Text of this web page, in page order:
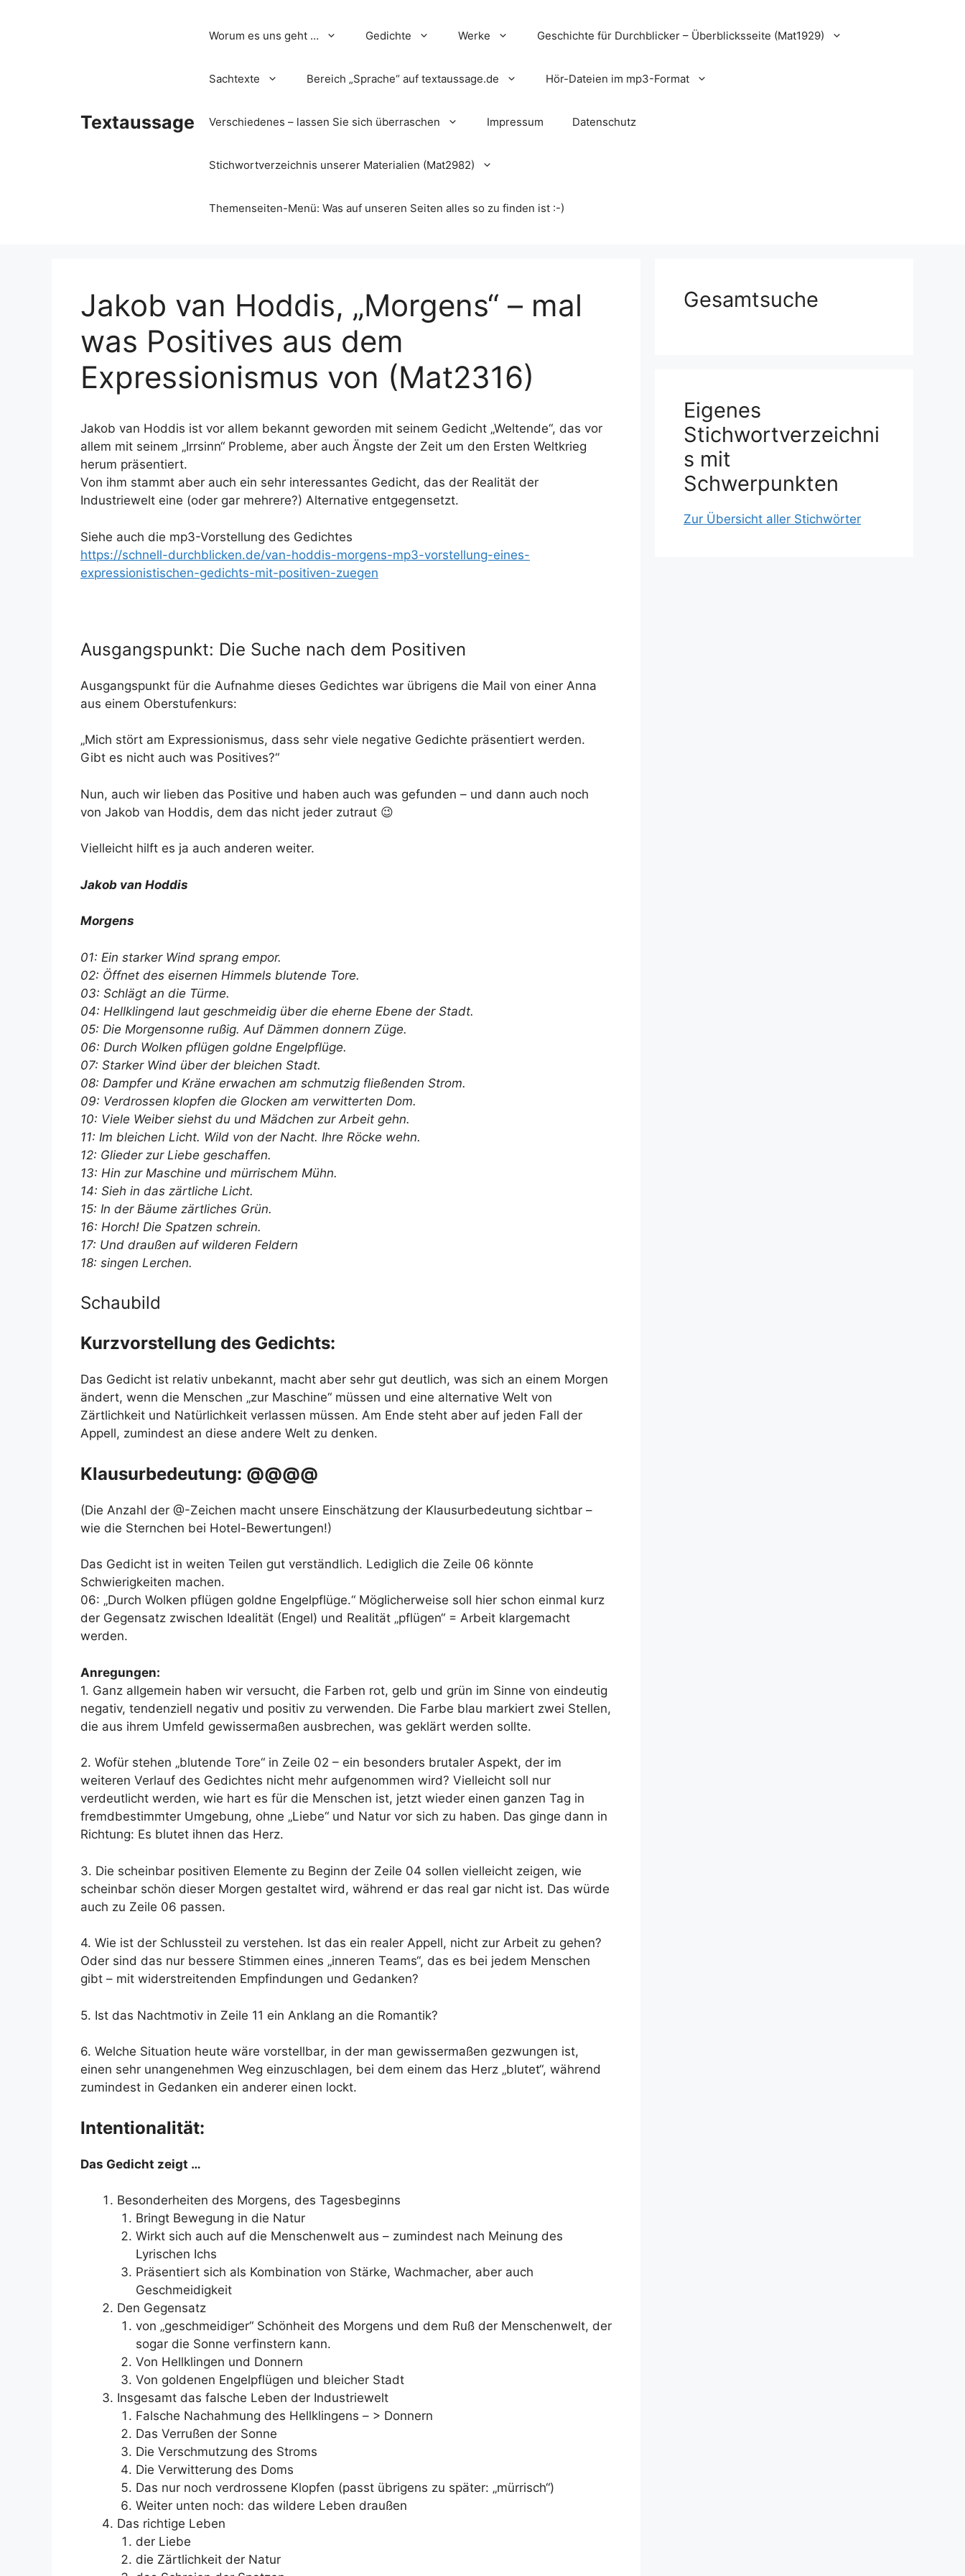
Textaussage
Worum es uns geht … Gedichte Werke Geschichte für Durchblicker – Überblicksseite (Mat1929)
Sachtexte Bereich „Sprache“ auf textaussage.de Hör-Dateien im mp3-Format
Verschiedenes – lassen Sie sich überraschen Impressum Datenschutz
Stichwortverzeichnis unserer Materialien (Mat2982)
Themenseiten-Menü: Was auf unseren Seiten alles so zu finden ist :-)
Jakob van Hoddis, „Morgens“ – mal
was Positives aus dem
Expressionismus von (Mat2316)
Jakob van Hoddis ist vor allem bekannt geworden mit seinem Gedicht „Weltende“, das vor
allem mit seinem „Irrsinn“ Probleme, aber auch Ängste der Zeit um den Ersten Weltkrieg
herum präsentiert.
Von ihm stammt aber auch ein sehr interessantes Gedicht, das der Realität der
Industriewelt eine (oder gar mehrere?) Alternative entgegensetzt.
Siehe auch die mp3-Vorstellung des Gedichtes
https://schnell-durchblicken.de/van-hoddis-morgens-mp3-vorstellung-eines-
expressionistischen-gedichts-mit-positiven-zuegen
Ausgangspunkt: Die Suche nach dem Positiven
Ausgangspunkt für die Aufnahme dieses Gedichtes war übrigens die Mail von einer Anna
aus einem Oberstufenkurs:
„Mich stört am Expressionismus, dass sehr viele negative Gedichte präsentiert werden.
Gibt es nicht auch was Positives?“
Nun, auch wir lieben das Positive und haben auch was gefunden – und dann auch noch
von Jakob van Hoddis, dem das nicht jeder zutraut 😉
Vielleicht hilft es ja auch anderen weiter.
Jakob van Hoddis
Morgens
01: Ein starker Wind sprang empor.
02: Öffnet des eisernen Himmels blutende Tore.
03: Schlägt an die Türme.
04: Hellklingend laut geschmeidig über die eherne Ebene der Stadt.
05: Die Morgensonne rußig. Auf Dämmen donnern Züge.
06: Durch Wolken pflügen goldne Engelpflüge.
07: Starker Wind über der bleichen Stadt.
08: Dampfer und Kräne erwachen am schmutzig fließenden Strom.
09: Verdrossen klopfen die Glocken am verwitterten Dom.
10: Viele Weiber siehst du und Mädchen zur Arbeit gehn.
11: Im bleichen Licht. Wild von der Nacht. Ihre Röcke wehn.
12: Glieder zur Liebe geschaffen.
13: Hin zur Maschine und mürrischem Mühn.
14: Sieh in das zärtliche Licht.
15: In der Bäume zärtliches Grün.
16: Horch! Die Spatzen schrein.
17: Und draußen auf wilderen Feldern
18: singen Lerchen.
Schaubild
Kurzvorstellung des Gedichts:
Das Gedicht ist relativ unbekannt, macht aber sehr gut deutlich, was sich an einem Morgen
ändert, wenn die Menschen „zur Maschine“ müssen und eine alternative Welt von
Zärtlichkeit und Natürlichkeit verlassen müssen. Am Ende steht aber auf jeden Fall der
Appell, zumindest an diese andere Welt zu denken.
Klausurbedeutung: @@@@
(Die Anzahl der @-Zeichen macht unsere Einschätzung der Klausurbedeutung sichtbar –
wie die Sternchen bei Hotel-Bewertungen!)
Das Gedicht ist in weiten Teilen gut verständlich. Lediglich die Zeile 06 könnte
Schwierigkeiten machen.
06: „Durch Wolken pflügen goldne Engelpflüge.“ Möglicherweise soll hier schon einmal kurz
der Gegensatz zwischen Idealität (Engel) und Realität „pflügen“ = Arbeit klargemacht
werden.
Anregungen:
1. Ganz allgemein haben wir versucht, die Farben rot, gelb und grün im Sinne von eindeutig
negativ, tendenziell negativ und positiv zu verwenden. Die Farbe blau markiert zwei Stellen,
die aus ihrem Umfeld gewissermaßen ausbrechen, was geklärt werden sollte.
2. Wofür stehen „blutende Tore“ in Zeile 02 – ein besonders brutaler Aspekt, der im
weiteren Verlauf des Gedichtes nicht mehr aufgenommen wird? Vielleicht soll nur
verdeutlicht werden, wie hart es für die Menschen ist, jetzt wieder einen ganzen Tag in
fremdbestimmter Umgebung, ohne „Liebe“ und Natur vor sich zu haben. Das ginge dann in
Richtung: Es blutet ihnen das Herz.
3. Die scheinbar positiven Elemente zu Beginn der Zeile 04 sollen vielleicht zeigen, wie
scheinbar schön dieser Morgen gestaltet wird, während er das real gar nicht ist. Das würde
auch zu Zeile 06 passen.
4. Wie ist der Schlussteil zu verstehen. Ist das ein realer Appell, nicht zur Arbeit zu gehen?
Oder sind das nur bessere Stimmen eines „inneren Teams“, das es bei jedem Menschen
gibt – mit widerstreitenden Empfindungen und Gedanken?
5. Ist das Nachtmotiv in Zeile 11 ein Anklang an die Romantik?
6. Welche Situation heute wäre vorstellbar, in der man gewissermaßen gezwungen ist,
einen sehr unangenehmen Weg einzuschlagen, bei dem einem das Herz „blutet“, während
zumindest in Gedanken ein anderer einen lockt.
Intentionalität:
Das Gedicht zeigt …
Besonderheiten des Morgens, des Tagesbeginns
Bringt Bewegung in die Natur
Wirkt sich auch auf die Menschenwelt aus – zumindest nach Meinung des
Lyrischen Ichs
Präsentiert sich als Kombination von Stärke, Wachmacher, aber auch
Geschmeidigkeit
Den Gegensatz
von „geschmeidiger“ Schönheit des Morgens und dem Ruß der Menschenwelt, der
sogar die Sonne verfinstern kann.
Von Hellklingen und Donnern
Von goldenen Engelpflügen und bleicher Stadt
Insgesamt das falsche Leben der Industriewelt
Falsche Nachahmung des Hellklingens – > Donnern
Das Verrußen der Sonne
Die Verschmutzung des Stroms
Die Verwitterung des Doms
Das nur noch verdrossene Klopfen (passt übrigens zu später: „mürrisch“)
Weiter unten noch: das wildere Leben draußen
Das richtige Leben
der Liebe
die Zärtlichkeit der Natur
Gesamtsuche
Eigenes
Stichwortverzeichni
s mit
Schwerpunkten
Zur Übersicht aller Stichwörter